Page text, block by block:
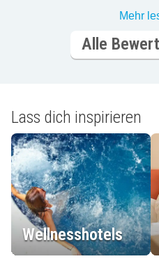
Mehr
Alle
Lass dich inspirieren
Wellnesshotels